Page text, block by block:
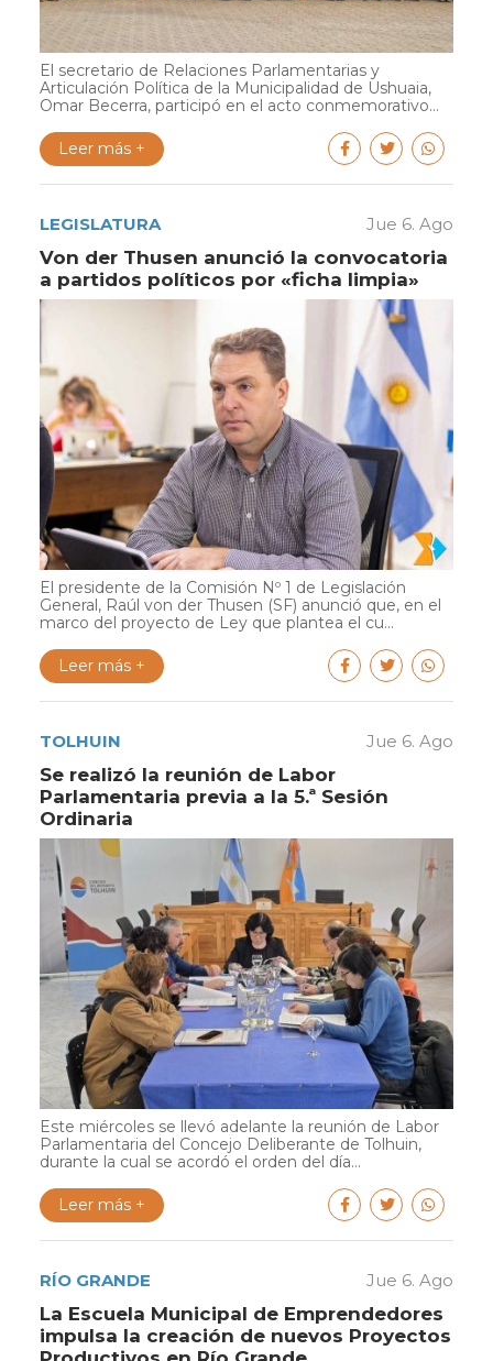
El secretario de Relaciones Parlamentarias y
Articulación Política de la Municipalidad de Ushuaia,
Omar Becerra, participó en el acto conmemorativo...
Leer más +
LEGISLATURA Jue 6. Ago
Von der Thusen anunció la convocatoria
a partidos políticos por «ficha limpia»
El presidente de la Comisión Nº 1 de Legislación
General, Raúl von der Thusen (SF) anunció que, en el
marco del proyecto de Ley que plantea el cu...
Leer más +
TOLHUIN Jue 6. Ago
Se realizó la reunión de Labor
Parlamentaria previa a la 5.ª Sesión
Ordinaria
Este miércoles se llevó adelante la reunión de Labor
Parlamentaria del Concejo Deliberante de Tolhuin,
durante la cual se acordó el orden del día...
Leer más +
RÍO GRANDE Jue 6. Ago
La Escuela Municipal de Emprendedores
impulsa la creación de nuevos Proyectos